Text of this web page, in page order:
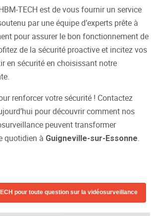
TECH est de vous fournir un service
par une équipe d’experts prête à
pour assurer le bon fonctionnement de
de la sécurité proactive et incitez vos
en sécurité en choisissant notre
renforcer votre sécurité ! Contactez
pour découvrir comment nos
peuvent transformer
quotidien à Guigneville-sur-Essonne.
pour toute question sur la vidéosurveillance